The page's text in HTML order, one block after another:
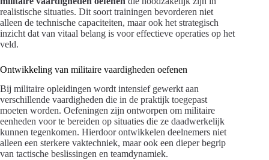
realistische situaties. Dit soort trainingen bevorderen niet
alleen de technische capaciteiten, maar ook het strategisch
inzicht dat van vitaal belang is voor effectieve operaties op het
veld.
Ontwikkeling van militaire vaardigheden oefenen
Bij militaire opleidingen wordt intensief gewerkt aan
verschillende vaardigheden die in de praktijk toegepast
moeten worden. Oefeningen zijn ontworpen om militaire
eenheden voor te bereiden op situaties die ze daadwerkelijk
kunnen tegenkomen. Hierdoor ontwikkelen deelnemers niet
alleen een sterkere vaktechniek, maar ook een dieper begrip
van tactische beslissingen en teamdynamiek.